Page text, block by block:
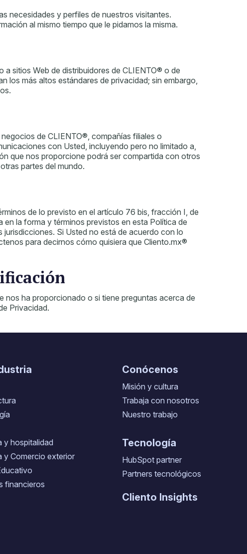
necesidades y perfiles de nuestros visitantes.
al mismo tiempo que le pidamos la misma.
sitios Web de distribuidores de CLIENTO® o de
los más altos estándares de privacidad; sin embargo,
de CLIENTO®, compañías filiales o
con Usted, incluyendo pero no limitado a,
que nos proporcione podrá ser compartida con otros
partes del mundo.
de lo previsto en el artículo 76 bis, fracción I, de
la forma y términos previstos en esta Política de
Si Usted no está de acuerdo con lo
para decirnos cómo quisiera que Cliento.mx®
ha proporcionado o si tiene preguntas acerca de
Privacidad.
y hospitalidad
y Comercio exterior
financieros
Conócenos
Misión y cultura
Trabaja con nosotros
Nuestro trabajo
Tecnología
HubSpot partner
Partners tecnológicos
Cliento Insights